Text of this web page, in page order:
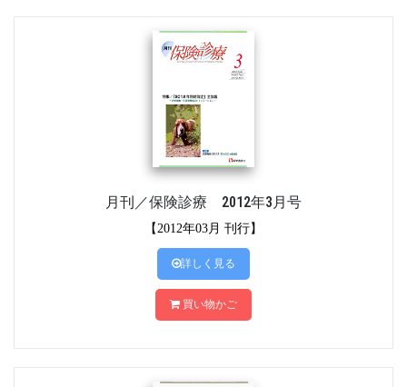
月刊／保険診療 2012年3月号
【2012年03月 刊行】
詳しく見る
買い物かご